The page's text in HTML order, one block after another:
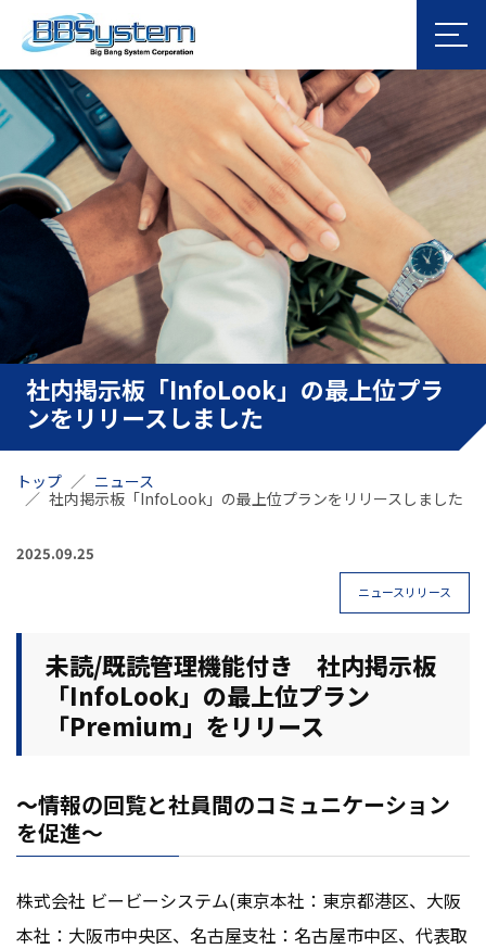
社内掲示板「InfoLook」の最上位プラ
ンをリリースしました
トップ
ニュース
社内掲示板「InfoLook」の最上位プランをリリースしました
2025.09.25
ニュースリリース
未読/既読管理機能付き 社内掲示板
「InfoLook」の最上位プラン
「Premium」をリリース
～情報の回覧と社員間のコミュニケーション
を促進～
株式会社 ビービーシステム(東京本社：東京都港区、大阪
本社：大阪市中央区、名古屋支社：名古屋市中区、代表取